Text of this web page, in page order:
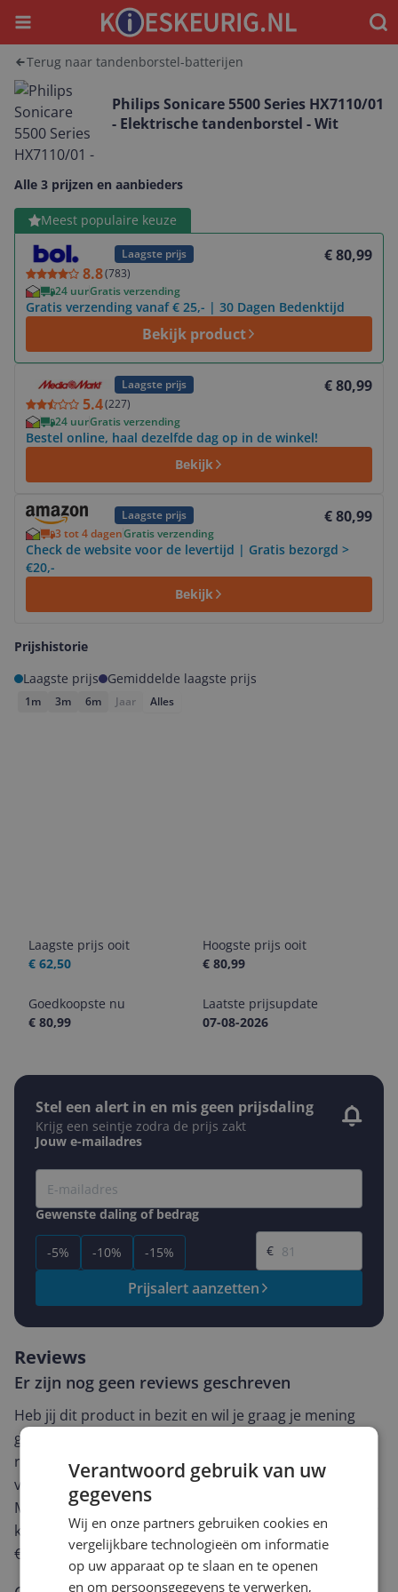
Menu
Terug naar tandenborstel-batterijen
Philips Sonicare 5500 Series HX7110/01
- Elektrische tandenborstel - Wit
Alle 3 prijzen en aanbieders
Meest populaire keuze
Laagste prijs
8.8(783)
€ 80,99
24 uurGratis verzending
Gratis verzending vanaf € 25,- | 30 Dagen Bedenktijd
Bekijk product
Bekijk product
Laagste prijs
5.4(227)
€ 80,99
24 uurGratis verzending
Bestel online, haal dezelfde dag op in de winkel!
Bekijk
Laagste prijs € 80,99
3 tot 4 dagenGratis verzending
Check de website voor de levertijd | Gratis bezorgd >
€20,-
Bekijk
Bekijk product
Prijshistorie
Laagste prijs
Gemiddelde laagste prijs
1m 3m 6m Jaar Alles
Laagste prijs ooit
€ 62,50
Hoogste prijs ooit
€ 80,99
Goedkoopste nu
€ 80,99
Laatste prijsupdate
07-08-2026
Stel een alert in en mis geen prijsdaling
Krijg een seintje zodra de prijs zakt
Jouw e-mailadres
Gewenste daling of bedrag
-5% -10% -15%
Gewenste prijs
€
Prijsalert aanzetten
Reviews
Er zijn nog geen reviews geschreven
Heb jij dit product in bezit en wil je graag je mening
geven? Start dan hieronder met het schrijven van je
review. Afhankelijk van de details duurt het schrijven
van een review gemiddeld tussen de 3 en 10 minuten.
Met jouw mening help je andere bezoekers een betere
keuze te maken én maak je iedere maand kans op
€250,-!
Klik hier voor de actievoorwaarden.
Verantwoord gebruik van uw
gegevens
Wij en onze partners gebruiken cookies en
vergelijkbare technologieën om informatie
op uw apparaat op te slaan en te openen
en om persoonsgegevens te verwerken,